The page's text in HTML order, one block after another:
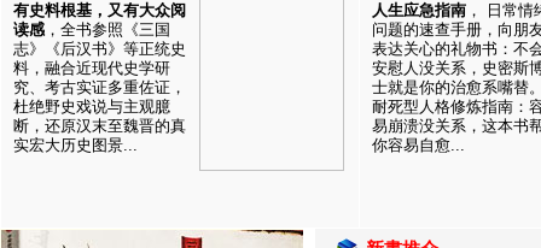
有史料根基，又有大众阅
读感 ，全书参照《三国
志》《后汉书》等正统史
料，融合近现代史学研
究、考古实证多重佐证，
杜绝野史戏说与主观臆
断，还原汉末至魏晋的真
实宏大历史图景...
人生应急指南 ， 日常情
问题的速查手册，向朋
表达关心的礼物书：不
安慰人没关系，史密斯
士就是你的治愈系嘴替
耐死型人格修炼指南：
易崩溃没关系，这本书
你容易自愈...